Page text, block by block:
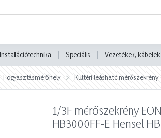
Installációtechnika Speciális Vezetékek, kábelek
Fogyasztásmérőhely Kültéri leásható mérőszekrény
1/3F mérőszekrény
HB3000FF-E Hensel